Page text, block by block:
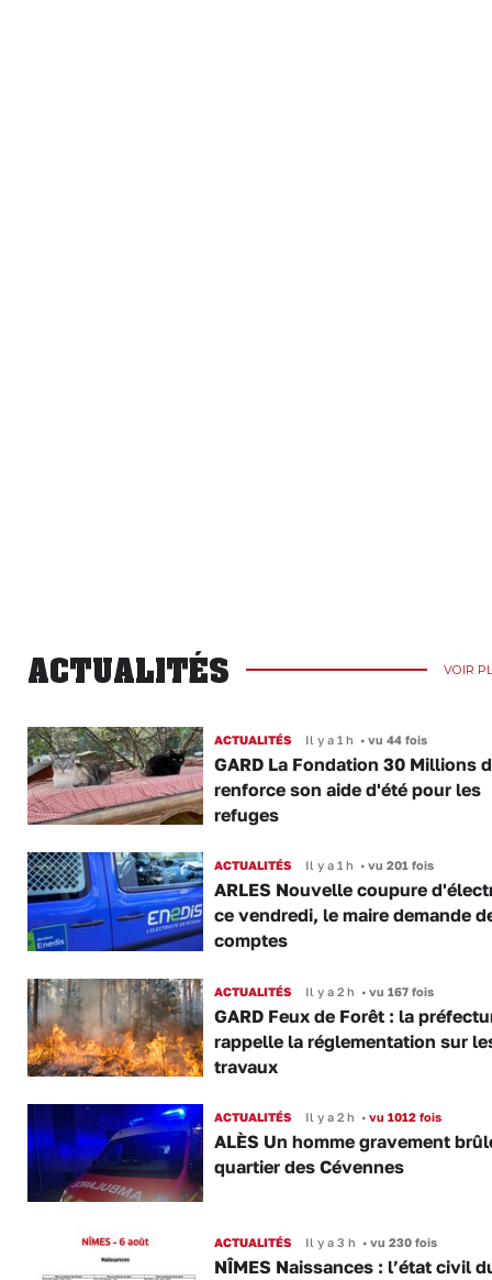
ACTUALITÉS VOIR
ACTUALITÉS Il y a 1 h •vu 44 fois
GARD La Fondation 30 Millions
renforce son aide d'été pour les
refuges
ACTUALITÉS Il y a 1 h •vu 201 fois
ARLES Nouvelle coupure
ce vendredi, le maire demande
comptes
ACTUALITÉS Il y a 2 h •vu 167 fois
GARD Feux de Forêt : la
rappelle la réglementation sur
travaux
ACTUALITÉS Il y a 2 h •vu 1012 fois
ALÈS Un homme gravement
quartier des Cévennes
ACTUALITÉS Il y a 3 h •vu 230 fois
NÎMES Naissances : l’état civil